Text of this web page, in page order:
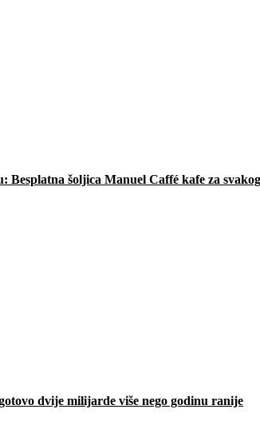
Besplatna šoljica Manuel Caffé kafe za
dvije milijarde više nego godinu ranije